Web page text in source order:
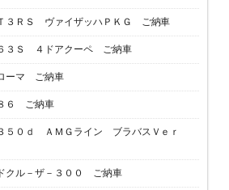
３ＲＳ ヴァイザッハＰＫＧ ご納車
３Ｓ ４ドアクーペ ご納車
ーマ ご納車
６ ご納車
５０ｄ ＡＭＧライン ブラバスＶｅｒ
クル－ザ－３００ ご納車